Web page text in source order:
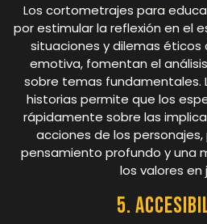
Los cortometrajes para
por estimular la reflexión en el
situaciones y dilemas éticos
emotiva, fomentan el
sobre temas fundamentales.
historias permite que los
rápidamente sobre las
acciones de los
pensamiento profundo y una
los valores en
5.